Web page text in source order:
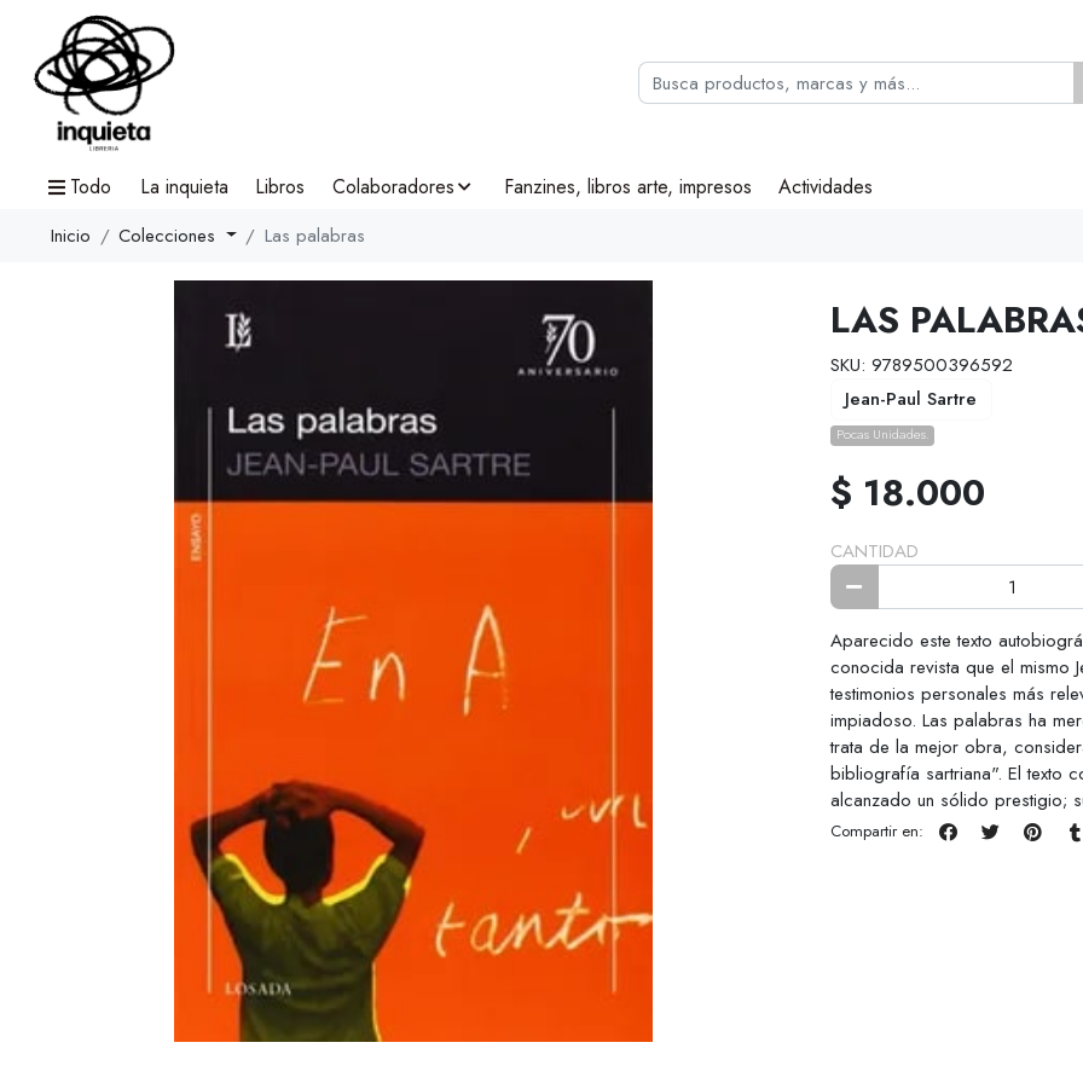
Todo La inquieta Libros Colaboradores Fanzines, libros arte, impresos Actividades
Inicio Colecciones Las palabras
LAS
SKU: 9789500396592
Jean-Paul Sartre
Pocas Unidades.
$ 18.000
CANTIDAD
Aparecido este texto
conocida revista que el mismo
testimonios personales más
impiadoso. Las palabras ha
trata de la mejor obra,
bibliografía sartriana". El texto
alcanzado un sólido prestigio;
Compartir en: